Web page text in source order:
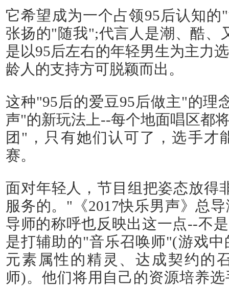
它希望成为一个占领95后认知
张扬的"随我";代言人是潮、酷、
是以95后左右的年轻男生为主力
龄人的支持方可脱颖而出。
这种"95后的爱豆95后做主"的理
声"的新玩法上--每个地面唱区都
团"，只有她们认可了，选手才
赛。
面对年轻人，节目组把姿态放得
服务的。"《2017快乐男声》总
导师的称呼也反映出这一点--不
是打辅助的"音乐召唤师"(游戏
元素属性的精灵、达成契约的
师)。他们将用自己的资源培养